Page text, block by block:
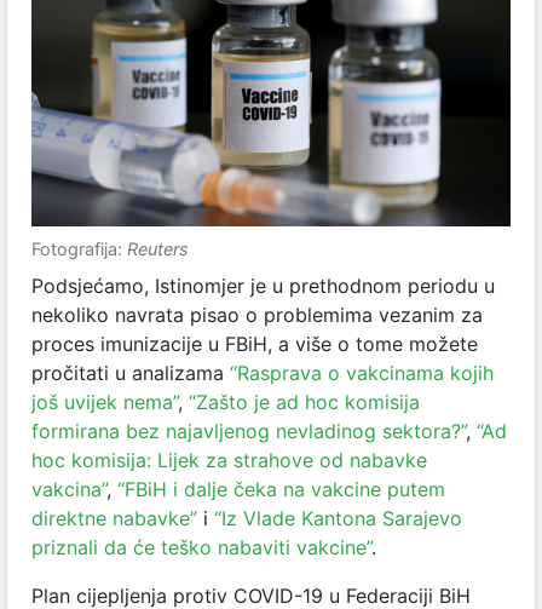
Fotografija: Reuters
Podsjećamo, Istinomjer je u prethodnom periodu u
nekoliko navrata pisao o problemima vezanim za
proces imunizacije u FBiH, a više o tome možete
pročitati u analizama “Rasprava o vakcinama kojih
još uvijek nema”, “Zašto je ad hoc komisija
formirana bez najavljenog nevladinog sektora?”, “Ad
hoc komisija: Lijek za strahove od nabavke
vakcina”, “FBiH i dalje čeka na vakcine putem
direktne nabavke” i “Iz Vlade Kantona Sarajevo
priznali da će teško nabaviti vakcine”.
Plan cijepljenja protiv COVID-19 u Federaciji BiH